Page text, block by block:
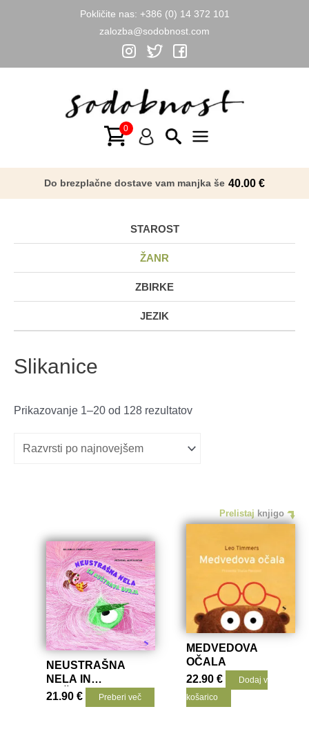
Pokličite nas: +386 (0) 14 372 101
zalozba@sodobnost.com
Menu
Do brezplačne dostave vam manjka še 40.00 €
STAROST
ŽANR
ZBIRKE
JEZIK
Slikanice
Prikazovanje 1–20 od 128 rezultatovRazvrščeno
datumu
NEUSTRAŠNA
NELA IN
KUŠTRAVA BURJA
(E-KNJIGA)
21.90€ Preberi več
Prelistaj knjigo
MEDVEDOVA
OČALA
22.90€
Dodaj v
košarico